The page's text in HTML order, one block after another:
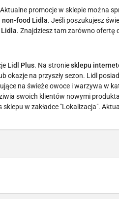
promocje w sklepie można
non-food Lidla. Jeśli poszukujesz
. Znajdziesz tam zarówno ofertę
Lidl Plus. Na stroniesklepu
okazje na przyszły sezon. Lidl
na świeże owoce i warzywa w
swoich klientów nowymi
w zakładce "Lokalizacja".